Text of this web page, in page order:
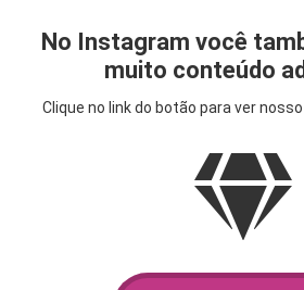
No Instagram você
muito conteúdo
Clique no link do botão para ver